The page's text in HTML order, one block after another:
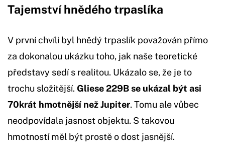
Tajemství hnědého trpaslíka
V první chvíli byl hnědý trpaslík považován přímo
za dokonalou ukázku toho, jak naše teoretické
představy sedí s realitou. Ukázalo se, že je to
trochu složitější. Gliese 229B se ukázal být asi
70krát hmotnější než Jupiter. Tomu ale vůbec
neodpovídala jasnost objektu. S takovou
hmotností měl být prostě o dost jasnější.